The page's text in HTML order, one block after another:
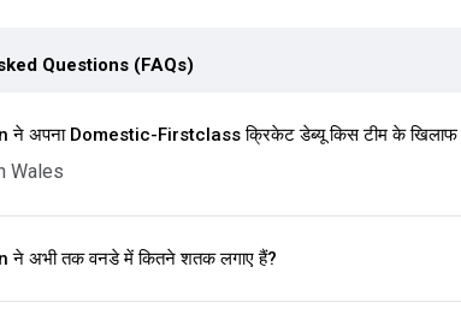
Questions (FAQs)
ने अपना Domestic-Firstclass क्रिकेट डेब्यू किस टीम के खिलाफ
Wales
ने अभी तक वनडे में कितने शतक लगाए हैं?